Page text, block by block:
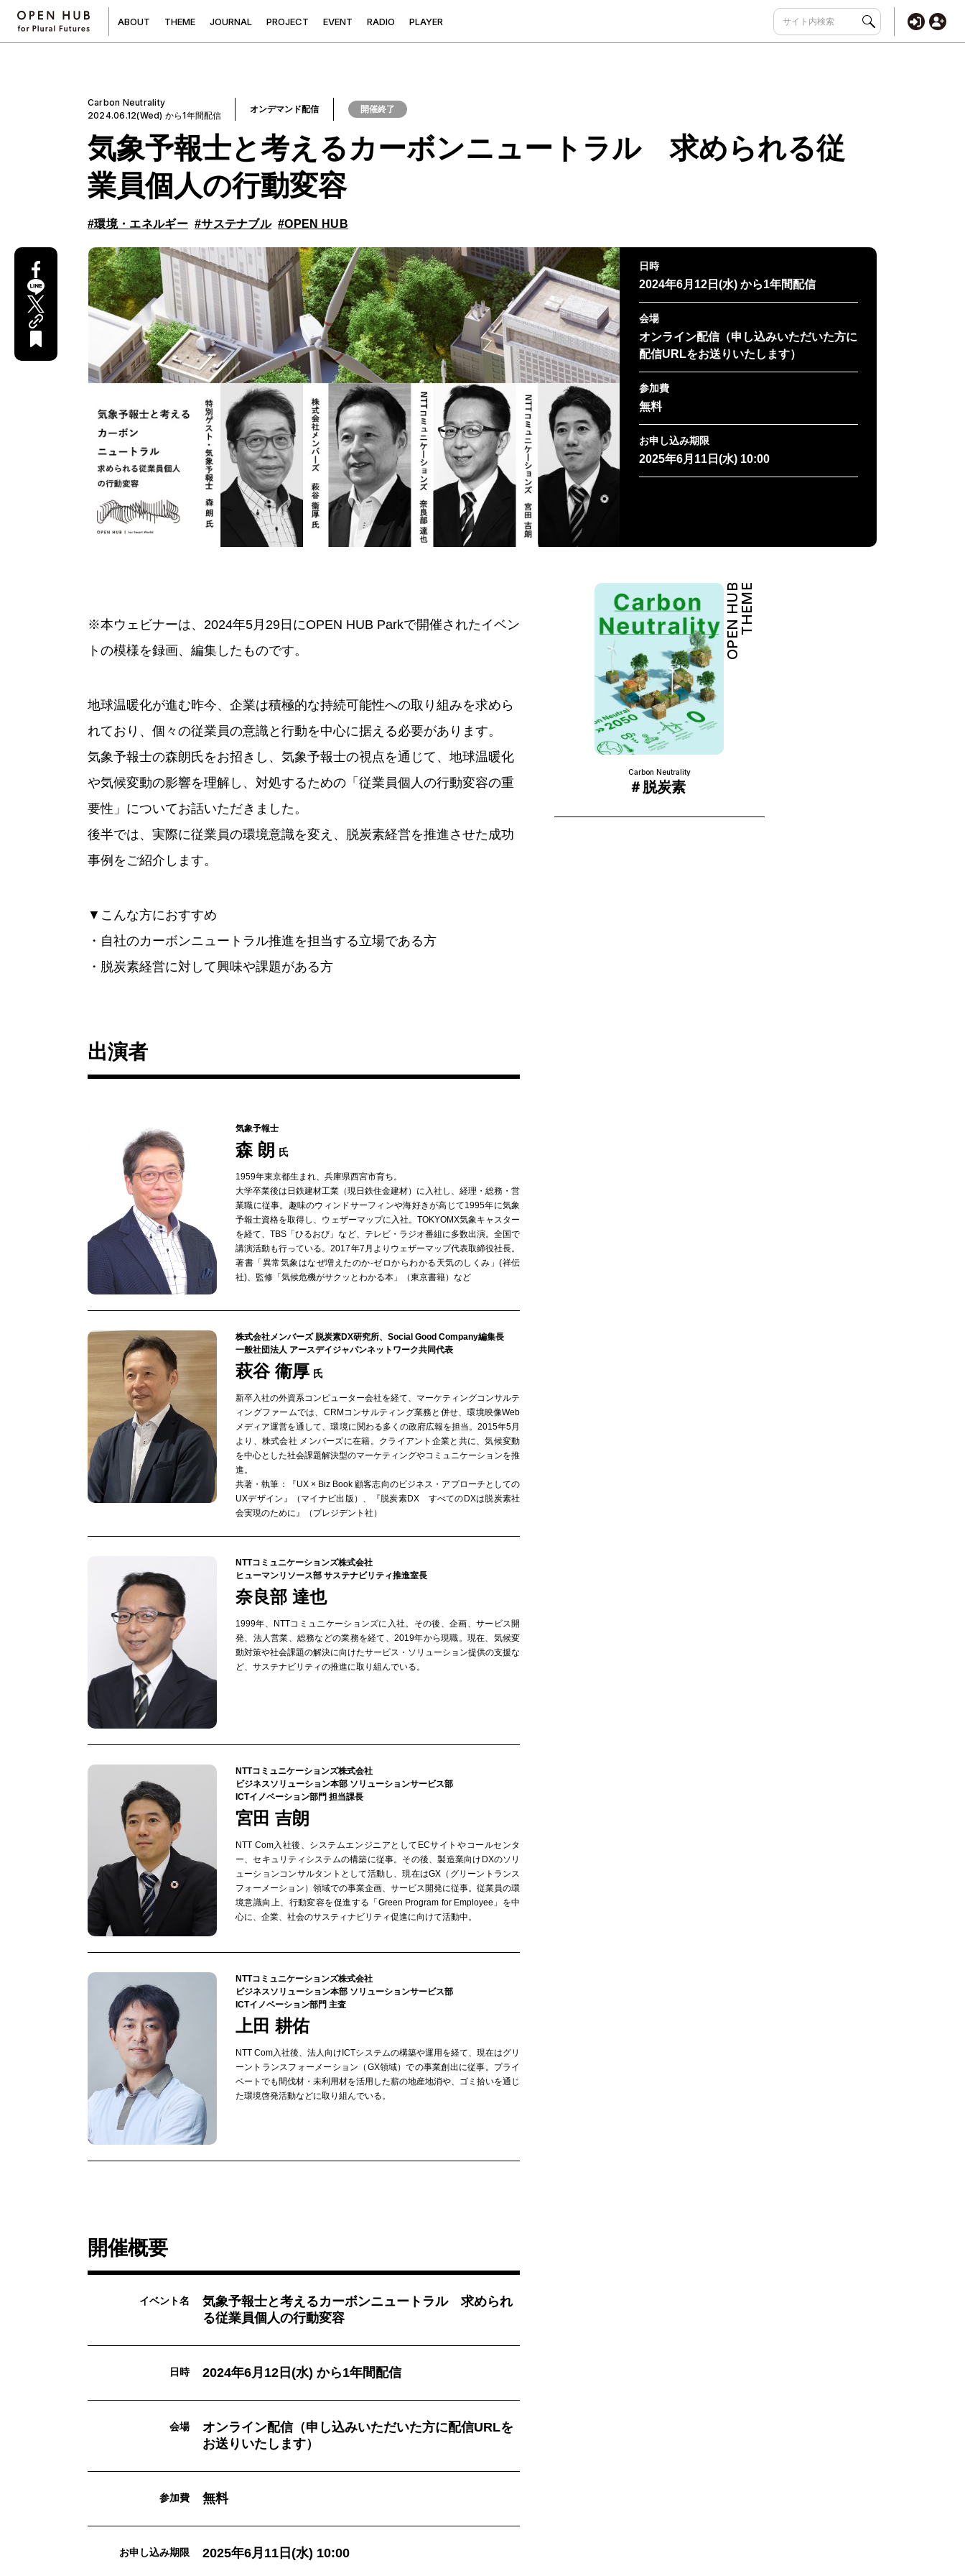
ABOUT THEME JOURNAL PROJECT EVENT RADIO PLAYER
Carbon Neutrality
2024.06.12(Wed) から1年間配信
オンデマンド配信 開催終了
気象予報士と考えるカーボンニュートラル 求められる従
業員個人の行動変容
#環境・エネルギー #サステナブル #OPEN HUB
日時
2024年6月12日(水) から1年間配信
会場
オンライン配信（申し込みいただいた方に
配信URLをお送りいたします）
参加費
無料
お申し込み期限
2025年6月11日(水) 10:00
※本ウェビナーは、2024年5月29日にOPEN HUB Parkで開催されたイベン
トの模様を録画、編集したものです。
地球温暖化が進む昨今、企業は積極的な持続可能性への取り組みを求めら
れており、個々の従業員の意識と行動を中心に据える必要があります。
気象予報士の森朗氏をお招きし、気象予報士の視点を通じて、地球温暖化
や気候変動の影響を理解し、対処するための「従業員個人の行動変容の重
要性」についてお話いただきました。
後半では、実際に従業員の環境意識を変え、脱炭素経営を推進させた成功
事例をご紹介します。
▼こんな方におすすめ
・自社のカーボンニュートラル推進を担当する立場である方
・脱炭素経営に対して興味や課題がある方
出演者
気象予報士
森 朗 氏
1959年東京都生まれ、兵庫県西宮市育ち。
大学卒業後は日鉄建材工業（現日鉄住金建材）に入社し、経理・総務・営
業職に従事。趣味のウィンドサーフィンや海好きが高じて1995年に気象
予報士資格を取得し、ウェザーマップに入社。TOKYOMX気象キャスター
を経て、TBS「ひるおび」など、テレビ・ラジオ番組に多数出演。全国で
講演活動も行っている。2017年7月よりウェザーマップ代表取締役社長。
著書「異常気象はなぜ増えたのか-ゼロからわかる天気のしくみ」(祥伝
社)、監修「気候危機がサクッとわかる本」（東京書籍）など
株式会社メンバーズ 脱炭素DX研究所、Social Good Company編集長
一般社団法人 アースデイジャパンネットワーク共同代表
萩谷 衞厚 氏
新卒入社の外資系コンピューター会社を経て、マーケティングコンサルテ
ィングファームでは、CRMコンサルティング業務と併せ、環境映像Web
メディア運営を通して、環境に関わる多くの政府広報を担当。2015年5月
より、株式会社 メンバーズに在籍。クライアント企業と共に、気候変動
を中心とした社会課題解決型のマーケティングやコミュニケーションを推
進。
共著・執筆：『UX × Biz Book 顧客志向のビジネス・アプローチとしての
UXデザイン』（マイナビ出版）、『脱炭素DX すべてのDXは脱炭素社
会実現のために』（プレジデント社）
NTTコミュニケーションズ株式会社
ヒューマンリソース部 サステナビリティ推進室長
奈良部 達也
1999年、NTTコミュニケーションズに入社。その後、企画、サービス開
発、法人営業、総務などの業務を経て、2019年から現職。現在、気候変
動対策や社会課題の解決に向けたサービス・ソリューション提供の支援な
ど、サステナビリティの推進に取り組んでいる。
NTTコミュニケーションズ株式会社
ビジネスソリューション本部 ソリューションサービス部
ICTイノベーション部門 担当課長
宮田 吉朗
NTT Com入社後、システムエンジニアとしてECサイトやコールセンタ
ー、セキュリティシステムの構築に従事。その後、製造業向けDXのソリ
ューションコンサルタントとして活動し、現在はGX（グリーントランス
フォーメーション）領域での事業企画、サービス開発に従事。従業員の環
境意識向上、行動変容を促進する「Green Program for Employee」を中
心に、企業、社会のサスティナビリティ促進に向けて活動中。
NTTコミュニケーションズ株式会社
ビジネスソリューション本部 ソリューションサービス部
ICTイノベーション部門 主査
上田 耕佑
NTT Com入社後、法人向けICTシステムの構築や運用を経て、現在はグリ
ーントランスフォーメーション（GX領域）での事業創出に従事。プライ
ベートでも間伐材・未利用材を活用した薪の地産地消や、ゴミ拾いを通じ
た環境啓発活動などに取り組んでいる。
開催概要
イベント名
気象予報士と考えるカーボンニュートラル 求められ
る従業員個人の行動変容
日時 2024年6月12日(水) から1年間配信
会場
オンライン配信（申し込みいただいた方に配信URLを
お送りいたします）
参加費 無料
お申し込み期限 2025年6月11日(水) 10:00
OPEN HUBTHEME
Carbon Neutrality
＃脱炭素